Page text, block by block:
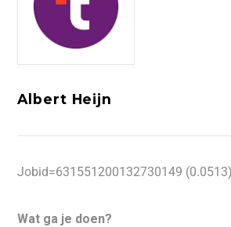
Albert Heijn
Jobid=631551200132730149 (0.0513)
Wat ga je doen?